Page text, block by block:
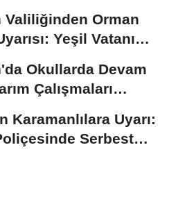
Valiliğinden Orman
Yeşil Vatanı
Okullarda Devam
Çalışmaları
Karamanlılara Uyarı:
Serbest